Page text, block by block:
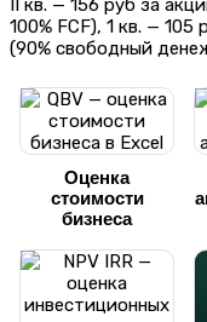
II кв. — 156 руб за
100% FCF), 1 кв. —
(90% свободный
Оценка
стоимости
бизнеса